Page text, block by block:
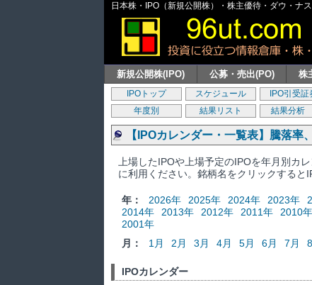
日本株・IPO（新規公開株）・株主優待・ダウ・ナ
新規公開株(IPO) 公募・売出(PO) 株
IPOトップ スケジュール IPO引受証
年度別
結果リスト 結果分析
【IPOカレンダー・一覧表】騰落
上場したIPOや上場予定のIPOを年月別カ
に利用ください。銘柄名をクリックすると
年： 2026年 2025年 2024年 2023年
2014年
2013年 2012年 2011年 2010年
2001年
月：
1月 2月 3月 4月 5月 6月 7月
IPOカレンダー